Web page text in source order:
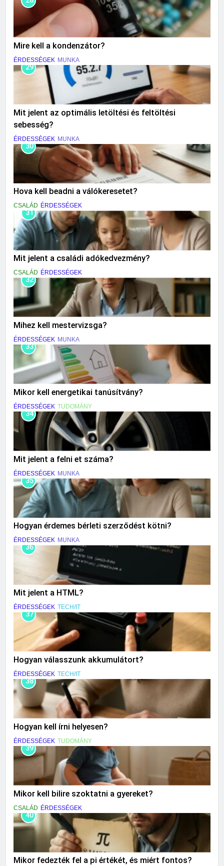
Mire kell a kondenzátor?
ÉRDESSÉGEK MUNKA
29
Mit jelent az optimális letöltési és feltöltési
sebesség?
ÉRDESSÉGEK MUNKA
30
Hova kell beadni a válókeresetet?
CSALÁD ÉRDESSÉGEK
31
Mit jelent a családi adókedvezmény?
CSALÁD ÉRDESSÉGEK
32
Mihez kell mestervizsga?
ÉRDESSÉGEK MUNKA
33
Mikor kell energetikai tanúsítvány?
ÉRDESSÉGEK TUDOMÁNY
34
Mit jelent a felni et száma?
ÉRDESSÉGEK MUNKA
35
Hogyan érdemes bérleti szerződést kötni?
ÉRDESSÉGEK MUNKA
36
Mit jelent a HTML?
ÉRDESSÉGEK TECH/IT
37
Hogyan válasszunk akkumulátort?
ÉRDESSÉGEK TECH/IT
38
Hogyan kell írni helyesen?
ÉRDESSÉGEK TUDOMÁNY
39
Mikor kell bilire szoktatni a gyereket?
CSALÁD ÉRDESSÉGEK
40
Mikor fedezték fel a pi értékét, és miért fontos?